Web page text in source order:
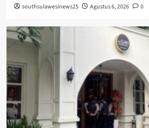
southsulawesinews25 Agustus 6, 2026 0